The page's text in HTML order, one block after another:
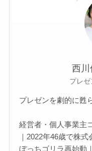
西川
プレ
プレゼンを劇的に甦
経営者・個人事業主
｜2022年46歳で株
ぼっちゴリラ再始動